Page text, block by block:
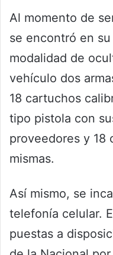
Al momento de
se encontró en
modalidad de
vehículo dos
18 cartuchos
tipo pistola con
proveedores y 18
mismas.
Así mismo, se
telefonía celular.
puestas a